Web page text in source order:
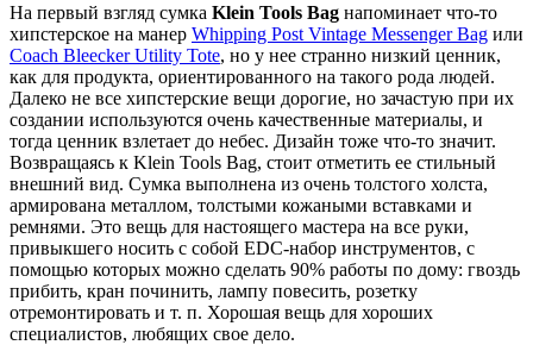
На первый взгляд сумка Klein Tools Bag напоминает что-то
хипстерское на манер Whipping Post Vintage Messenger Bag или
Coach Bleecker Utility Tote, но у нее странно низкий ценник,
как для продукта, ориентированного на такого рода людей.
Далеко не все хипстерские вещи дорогие, но зачастую при их
создании используются очень качественные материалы, и
тогда ценник взлетает до небес. Дизайн тоже что-то значит.
Возвращаясь к Klein Tools Bag, стоит отметить ее стильный
внешний вид. Сумка выполнена из очень толстого холста,
армирована металлом, толстыми кожаными вставками и
ремнями. Это вещь для настоящего мастера на все руки,
привыкшего носить с собой EDC-набор инструментов, с
помощью которых можно сделать 90% работы по дому: гвоздь
прибить, кран починить, лампу повесить, розетку
отремонтировать и т. п. Хорошая вещь для хороших
специалистов, любящих свое дело.